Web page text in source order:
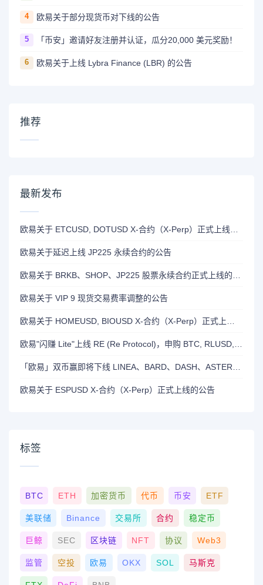
4 欧易关于部分现货币对下线的公告
5 「币安」邀请好友注册并认证，瓜分20,000 美元奖励！
6 欧易关于上线 Lybra Finance (LBR) 的公告
推荐
最新发布
欧易关于延迟上线 JP225 永续合约的公告
欧易关于 VIP 9 现货交易费率调整的公告
欧易关于 ESPUSD X-合约（X-Perp）正式上线的公告
标签
BTC ETH 加密货币 代币 币安 ETF
美联储 Binance 交易所 合约 稳定币
巨鲸 SEC 区块链 NFT 协议 Web3
监管 空投 欧易 OKX SOL 马斯克